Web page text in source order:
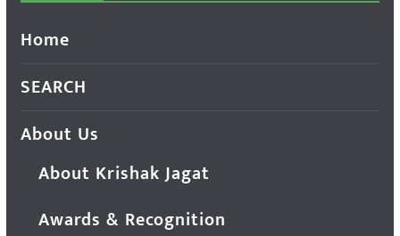
Home
SEARCH
About Us
About Krishak Jagat
Awards & Recognition